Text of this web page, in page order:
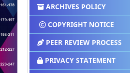
ARCHIVES POLICY
COPYRIGHT NOTICE
PEER REVIEW PROCESS
PRIVACY STATEMENT